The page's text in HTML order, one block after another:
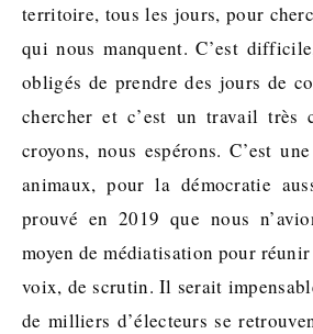
territoire, tous les jours, pour
qui nous manquent. C’est
obligés de prendre des jours de
chercher et c’est un travail très
croyons, nous espérons. C’est
animaux, pour la démocratie
prouvé en 2019 que nous
moyen de médiatisation pour
voix, de scrutin. Il serait
de milliers d’électeurs se